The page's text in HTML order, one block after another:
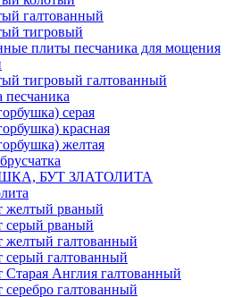
галтованный
тигровый
плиты песчаника для мощения
тигровый галтованный
серая
красная
желтая
БУТ ЗЛАТОЛИТА
желтый рваный
серый рваный
желтый галтованный
серый галтованный
Старая Англия галтованный
серебро галтованный